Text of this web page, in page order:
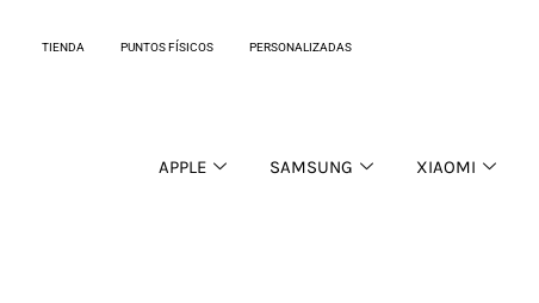
TIENDA PUNTOS FÍSICOS PERSONALIZADAS
APPLE SAMSUNG XIAOMI